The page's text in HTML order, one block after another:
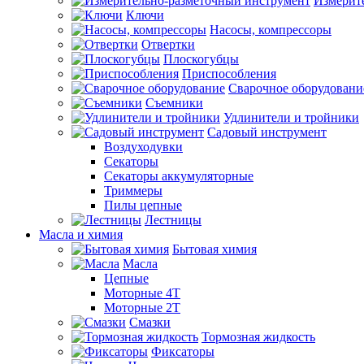
Ключи
Насосы, компрессоры
Отвертки
Плоскогубцы
Приспособления
Сварочное
Съемники
Удлинители и тройники
Садовый инструмент
Воздуходувки
Секаторы
Секаторы аккумуляторные
Триммеры
Пилы цепные
Лестницы
Масла и химия
Бытовая химия
Масла
Цепные
Моторные 4Т
Моторные 2Т
Смазки
Тормозная жидкость
Фиксаторы